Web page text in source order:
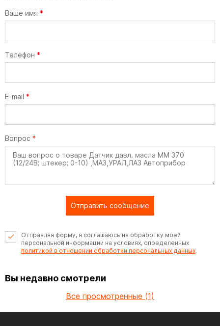
Ваше имя *
Телефон *
E-mail *
Вопрос *
Отправить сообщение
Отправляя форму, я соглашаюсь на обработку моей
персональной информации на условиях, определенных
политикой в отношении обработки персональных данных.
Вы недавно смотрели
Все просмотренные (1)